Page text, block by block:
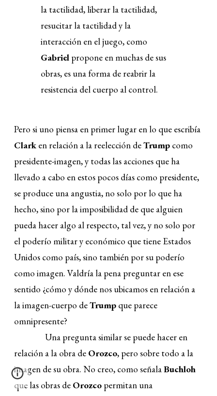
la tactilidad, liberar la tactilidad,
resucitar la tactilidad y la
interacción en el juego, como
Gabriel propone en muchas de sus
obras, es una forma de reabrir la
resistencia del cuerpo al control.
Pero si uno piensa en primer lugar en lo que escribía
Clark en relación a la reelección deTrump como
presidente-imagen, y todas las acciones que ha
llevado a cabo en estos pocos días como presidente,
se produce una angustia, no solo por lo que ha
hecho, sino por la imposibilidad de que alguien
pueda hacer algo al respecto, tal vez, y no solo por
el poderío militar y económico que tiene Estados
Unidos como país, sino también por su poderío
como imagen. Valdría la pena preguntar en ese
sentido ¿cómo y dónde nos ubicamos en relación a
la imagen-cuerpo deTrump que parece
omnipresente?
Una pregunta similar se puede hacer en
relación a la obra de Orozco, pero sobre todo a la
imagen de su obra. No creo, como señalaBuchloh
que las obras de Orozco permitan una